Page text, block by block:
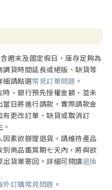
週末及國定假日，庫存足夠為
貨時間延長或絕版、缺貨等
細請點選常見訂單問題 。
，銀行預先授權金額，並未
日將進行請款，實際請款金
更改訂單、缺貨或取消訂
素欲辦理退貨，請維持產品
商品鑑賞期七天內，將與欲
貨單寄回。詳細可閱讀退換
外訂購常見問題 。